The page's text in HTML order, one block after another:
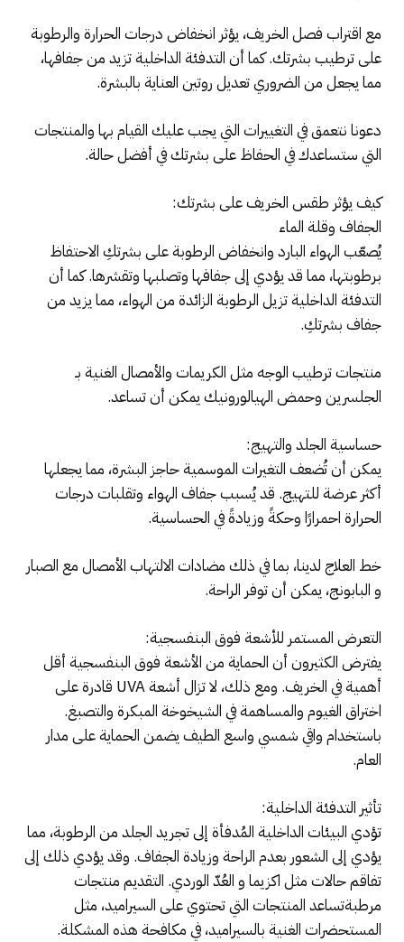
مع اقتراب فصل الخريف، يؤثر انخفاض درجات الحرارة والرطوبة
على ترطيب بشرتك. كما أن التدفئة الداخلية تزيد من جفافها،
مما يجعل من الضروري تعديل روتين العناية بالبشرة.
دعونا نتعمق في التغييرات التي يجب عليك القيام بها والمنتجات
التي ستساعدك في الحفاظ على بشرتك في أفضل حالة.
كيف يؤثر طقس الخريف على بشرتك:
الجفاف وقلة الماء
يُصعّب الهواء البارد وانخفاض الرطوبة على بشرتكِ الاحتفاظ
برطوبتها، مما قد يؤدي إلى جفافها وتصلبها وتقشرها. كما أن
التدفئة الداخلية تزيل الرطوبة الزائدة من الهواء، مما يزيد من
جفاف بشرتكِ.
منتجات ترطيب الوجه مثل الكريمات والأمصال الغنية بـ
الجلسرين وحمض الهيالورونيك يمكن أن تساعد.
حساسية الجلد والتهيج:
يمكن أن تُضعف التغيرات الموسمية حاجز البشرة، مما يجعلها
أكثر عرضة للتهيج. قد يُسبب جفاف الهواء وتقلبات درجات
الحرارة احمرارًا وحكةً وزيادةً في الحساسية.
خط العلاج لدينا، بما في ذلك مضادات الالتهاب الأمصال مع الصبار
و البابونج، يمكن أن توفر الراحة.
التعرض المستمر للأشعة فوق البنفسجية:
يفترض الكثيرون أن الحماية من الأشعة فوق البنفسجية أقل
أهمية في الخريف. ومع ذلك، لا تزال أشعة UVA قادرة على
اختراق الغيوم والمساهمة في الشيخوخة المبكرة والتصبغ.
باستخدام واقي شمسي واسع الطيف يضمن الحماية على مدار
العام.
تأثير التدفئة الداخلية:
تؤدي البيئات الداخلية المُدفأة إلى تجريد الجلد من الرطوبة، مما
يؤدي إلى الشعور بعدم الراحة وزيادة الجفاف. وقد يؤدي ذلك إلى
تفاقم حالات مثل اكزيما و العُدّ الوردي. التقديم منتجات
مرطبةتساعد المنتجات التي تحتوي على السيراميد، مثل
المستحضرات الغنية بالسيراميد، في مكافحة هذه المشكلة.